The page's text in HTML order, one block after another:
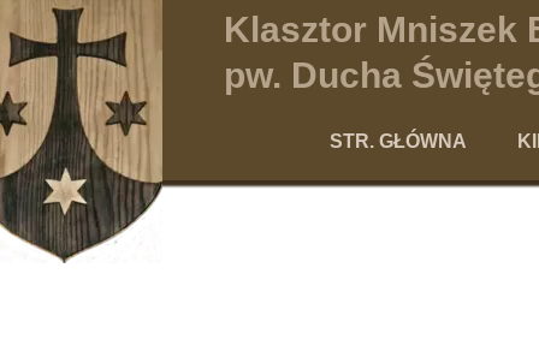
STR. GŁÓWNA
Klasztor Mniszek
pw. Ducha